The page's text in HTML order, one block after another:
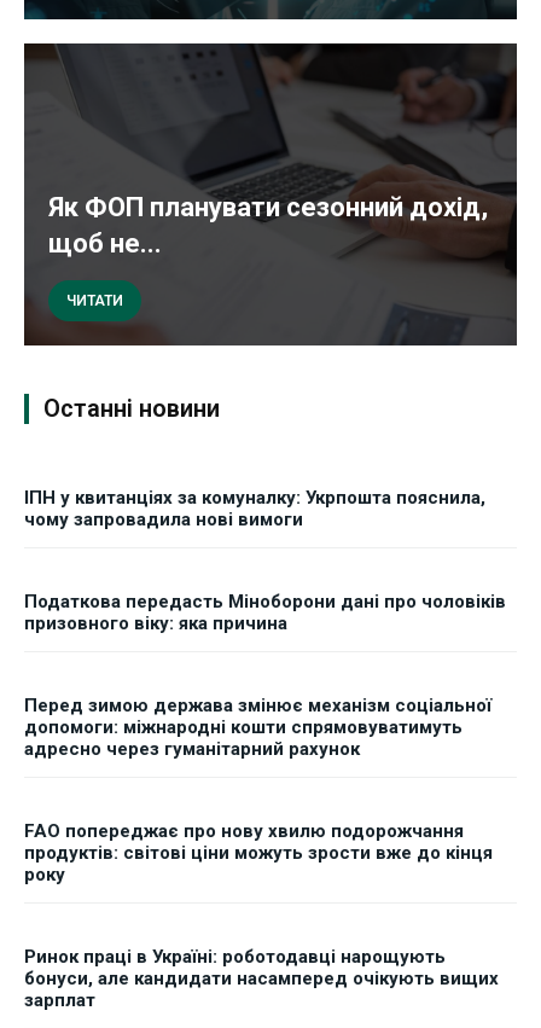
Як ФОП планувати сезонний дохід,
щоб не...
ЧИТАТИ
Останні новини
ІПН у квитанціях за комуналку: Укрпошта пояснила,
чому запровадила нові вимоги
Податкова передасть Міноборони дані про чоловіків
призовного віку: яка причина
Перед зимою держава змінює механізм соціальної
допомоги: міжнародні кошти спрямовуватимуть
адресно через гуманітарний рахунок
FAO попереджає про нову хвилю подорожчання
продуктів: світові ціни можуть зрости вже до кінця
року
Ринок праці в Україні: роботодавці нарощують
бонуси, але кандидати насамперед очікують вищих
зарплат